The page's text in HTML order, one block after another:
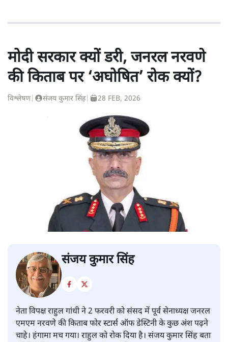
मोदी सरकार क्यों डरी, जनरल नरवणे
की किताब पर ‘अघोषित’ रोक क्यों?
विश्लेषण| संजय कुमार सिंह| 28 FEB, 2026
संजय कुमार सिंह
नेता विपक्ष राहुल गांधी ने 2 फरवरी को संसद में पूर्व सेनाध्यक्ष जनरल
एमएम नरवणे की किताब फोर स्टार्स ऑफ डेस्टिनी के कुछ अंश पढ़ने
चाहे। हंगामा मच गया। राहुल को रोक दिया है। संजय कुमार सिंह बता